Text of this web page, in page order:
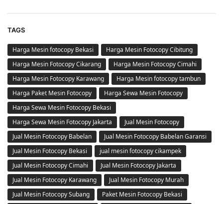
TAGS
Harga Mesin fotocopy Bekasi
Harga Mesin Fotocopy Cibitung
Harga Mesin Fotocopy Cikarang
Harga Mesin Fotocopy Cimahi
Harga Mesin Fotocopy Karawang
Harga Mesin fotocopy tambun
Harga Paket Mesin Fotocopy
Harga Sewa Mesin Fotocopy
Harga Sewa Mesin Fotocopy Bekasi
Harga Sewa Mesin Fotocopy Jakarta
Jual Mesin Fotocopy
Jual Mesin Fotocopy Babelan
Jual Mesin Fotocopy Babelan Garansi
Jual Mesin Fotocopy Bekasi
jual mesin fotocopy cikampek
Jual Mesin Fotocopy Cimahi
Jual Mesin Fotocopy Jakarta
Jual Mesin Fotocopy Karawang
Jual Mesin Fotocopy Murah
Jual Mesin Fotocopy Subang
Paket Mesin Fotocopy Bekasi